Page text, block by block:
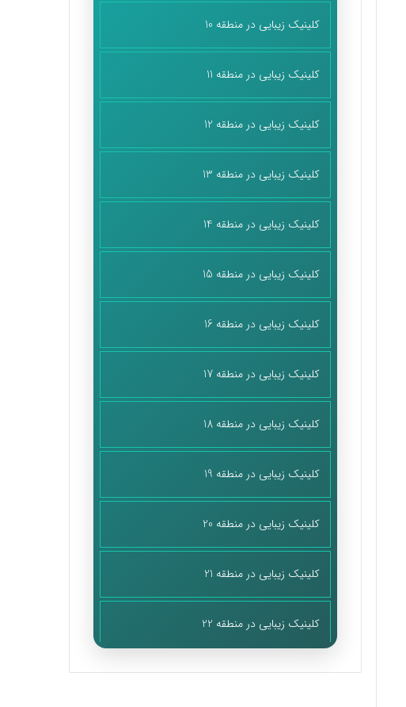
کلینیک زیبایی در منطقه 10
کلینیک زیبایی در منطقه 11
کلینیک زیبایی در منطقه 12
کلینیک زیبایی در منطقه 13
کلینیک زیبایی در منطقه 14
کلینیک زیبایی در منطقه 15
کلینیک زیبایی در منطقه 16
کلینیک زیبایی در منطقه 17
کلینیک زیبایی در منطقه 18
کلینیک زیبایی در منطقه 19
کلینیک زیبایی در منطقه 20
کلینیک زیبایی در منطقه 21
کلینیک زیبایی در منطقه 22